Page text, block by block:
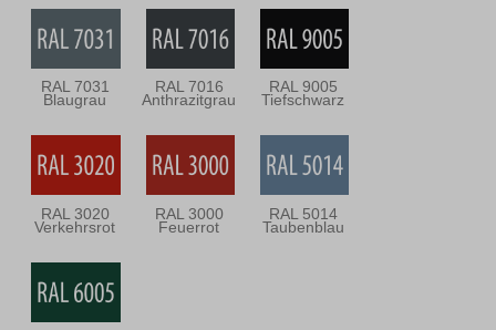
RAL 7031
Blaugrau
RAL 7016
Anthrazitgrau
RAL 9005
Tiefschwarz
RAL 3020
Verkehrsrot
RAL 3000
Feuerrot
RAL 5014
Taubenblau